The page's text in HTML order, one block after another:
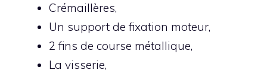
Crémaillères,
Un support de fixation moteur,
2 fins de course métallique,
La visserie,